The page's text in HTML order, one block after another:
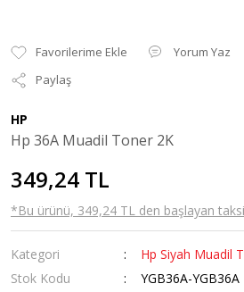
Yorum Yaz
Paylaş
HP
Hp 36A Muadil Toner 2K
349,24 TL
*Bu ürünü, 349,24 TL den başlayan
Kategori
Hp Siyah Muadil
Stok Kodu
YGB36A-YGB36A